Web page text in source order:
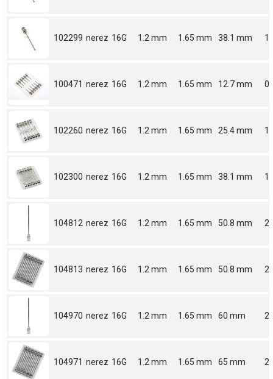
102299 nerez 16G 1.2 mm 1.65 mm 38.1 mm
100471 nerez 16G 1.2 mm 1.65 mm 12.7 mm
102260 nerez 16G 1.2 mm 1.65 mm 25.4 mm 1
102300 nerez 16G 1.2 mm 1.65 mm 38.1 mm
104812 nerez 16G 1.2 mm 1.65 mm 50.8 mm 2
104813 nerez 16G 1.2 mm 1.65 mm 50.8 mm 2
104970 nerez 16G 1.2 mm 1.65 mm 60 mm
104971 nerez 16G 1.2 mm 1.65 mm 65 mm